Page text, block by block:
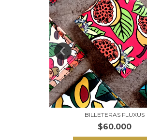
BILLETERAS FLUXUS
$60.000